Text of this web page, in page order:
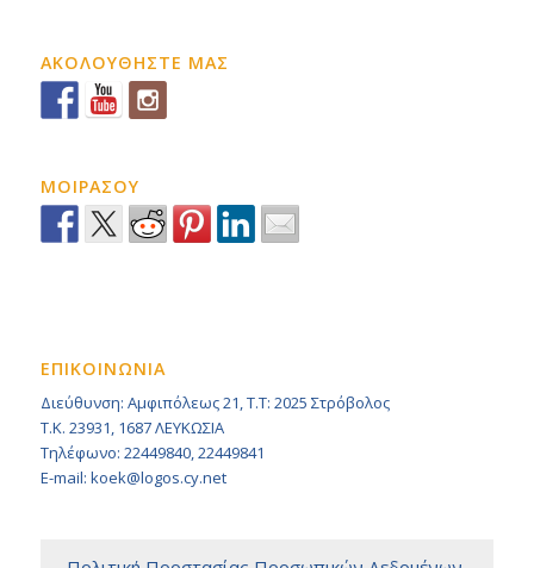
ΑΚΟΛΟΥΘΗΣΤΕ ΜΑΣ
ΜΟΙΡΑΣΟΥ
ΕΠΙΚΟΙΝΩΝΙΑ
Διεύθυνση: Αμφιπόλεως 21, Τ.Τ: 2025 Στρόβολος
Τ.Κ. 23931, 1687 ΛΕΥΚΩΣΙΑ
Τηλέφωνο: 22449840, 22449841
E-mail: koek@logos.cy.net